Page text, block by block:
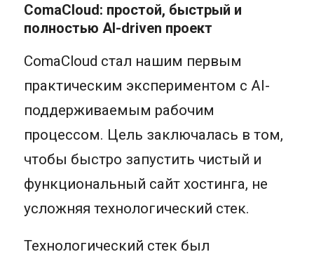
ComaCloud: простой, быстрый и
полностью AI-driven проект
ComaCloud стал нашим первым
практическим экспериментом с AI-
поддерживаемым рабочим
процессом. Цель заключалась в том,
чтобы быстро запустить чистый и
функциональный сайт хостинга, не
усложняя технологический стек.
Технологический стек был